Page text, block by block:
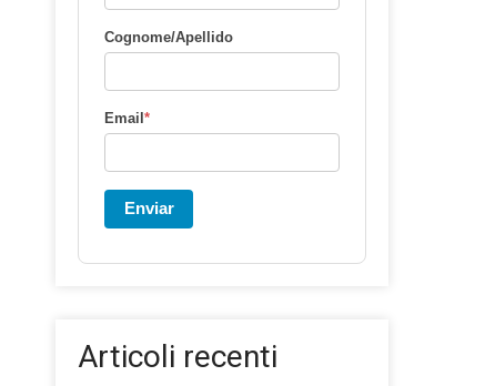
Cognome/Apellido
Email *
Enviar
Articoli recenti